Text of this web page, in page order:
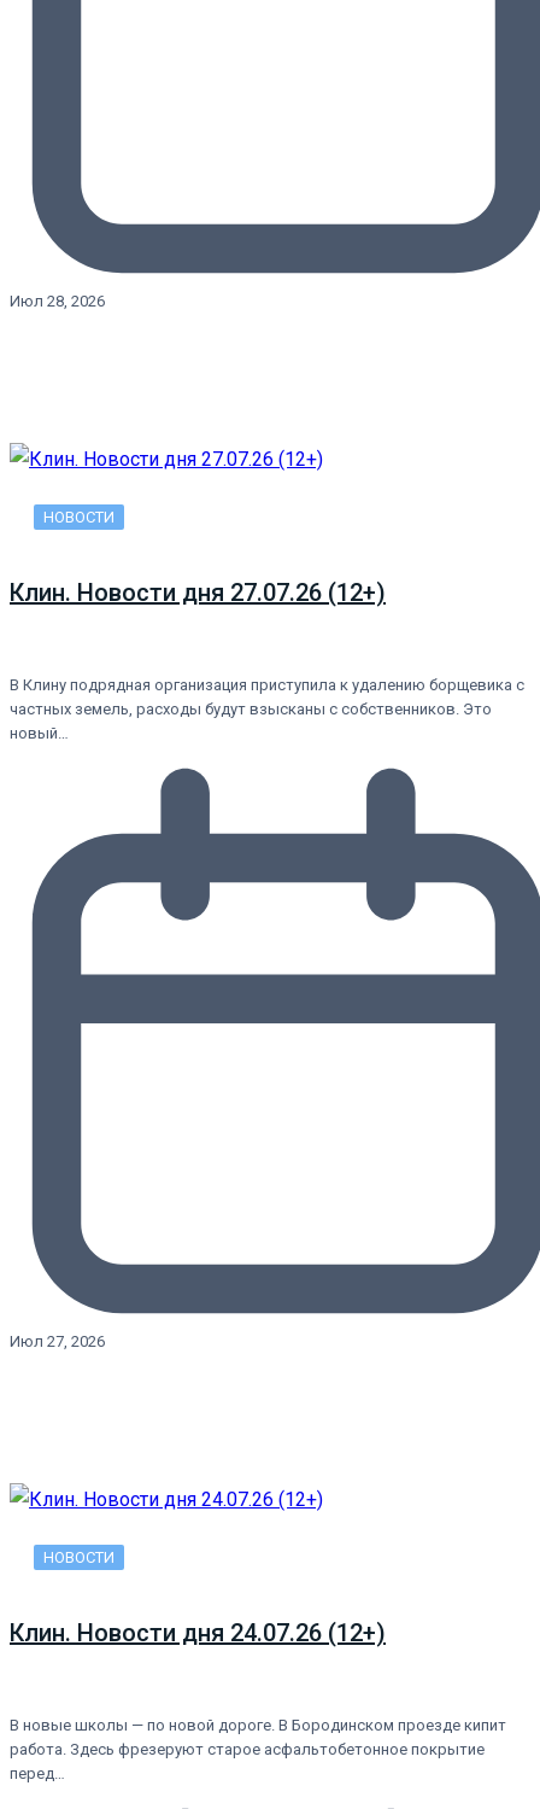
Июл 28, 2026
НОВОСТИ
Клин. Новости дня 27.07.26 (12+)
В Клину подрядная организация приступила к удалению борщевика с
частных земель, расходы будут взысканы с собственников. Это
новый…
Июл 27, 2026
НОВОСТИ
Клин. Новости дня 24.07.26 (12+)
В новые школы — по новой дороге. В Бородинском проезде кипит
работа. Здесь фрезеруют старое асфальтобетонное покрытие
перед…